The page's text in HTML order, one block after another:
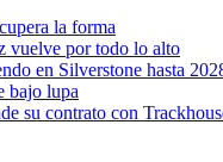
la forma
vuelve por todo lo alto
en Silverstone hasta
bajo lupa
su contrato con